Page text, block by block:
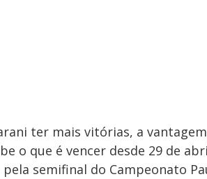
ter mais vitórias, a
o que é vencer desde 29 de
semifinal do Campeonato